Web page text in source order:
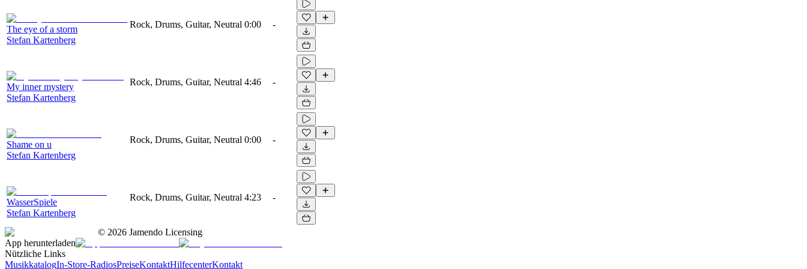
The eye of a storm
Stefan Kartenberg
Rock, Drums, Guitar, Neutral 0:00 -
My inner mystery
Stefan Kartenberg
Rock, Drums, Guitar, Neutral 4:46 -
Shame on u
Stefan Kartenberg
Rock, Drums, Guitar, Neutral 0:00 -
WasserSpiele
Stefan Kartenberg
Rock, Drums, Guitar, Neutral 4:23 -
© 2026 Jamendo Licensing
App herunterladen
Nützliche Links
MusikkatalogIn-Store-RadiosPreiseKontaktHilfecenterKontakt